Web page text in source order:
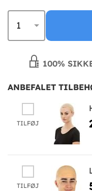
100%
ANBEFALET
TILFØJ
TILFØJ